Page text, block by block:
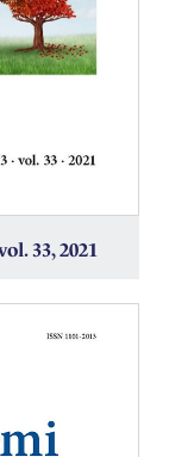
33, 2021